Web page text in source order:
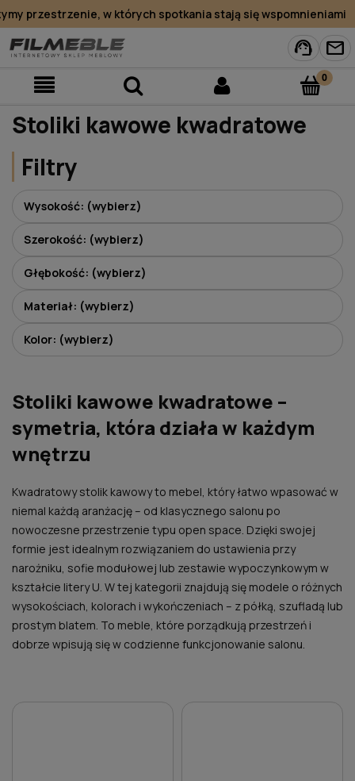
przestrzenie, w których spotkania stają się wspomnieniami
support_agent mail
Stoliki kawowe kwadratowe
Filtry
Wysokość: (wybierz)
Szerokość: (wybierz)
Głębokość: (wybierz)
Materiał: (wybierz)
Kolor: (wybierz)
Stoliki kawowe kwadratowe –
symetria, która działa w każdym
wnętrzu
Kwadratowy stolik kawowy to mebel, który łatwo wpasować w
niemal każdą aranżację – od klasycznego salonu po
nowoczesne przestrzenie typu open space. Dzięki swojej
formie jest idealnym rozwiązaniem do ustawienia przy
narożniku, sofie modułowej lub zestawie wypoczynkowym w
kształcie litery U. W tej kategorii znajdują się modele o różnych
wysokościach, kolorach i wykończeniach – z półką, szufladą lub
prostym blatem. To meble, które porządkują przestrzeń i
dobrze wpisują się w codzienne funkcjonowanie salonu.